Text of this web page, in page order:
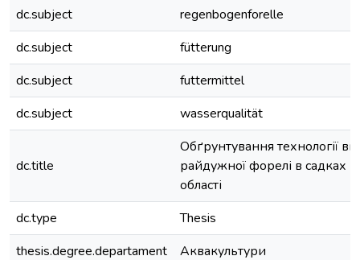
dc.subject
regenbogenforelle
dc.subject
fütterung
dc.subject
futtermittel
dc.subject
wasserqualität
dc.title
Обґрунтування технології
райдужної форелі в садках в
області
dc.type
Thesis
thesis.degree.departament
Аквакультури